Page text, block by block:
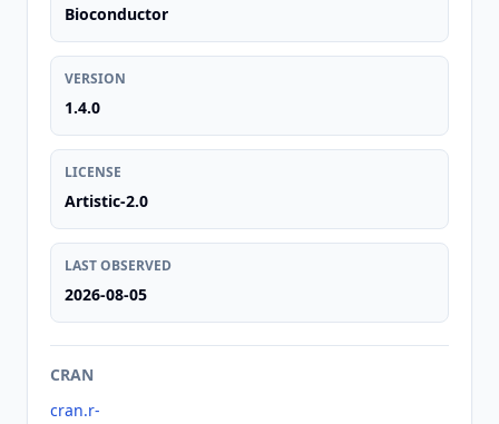
Bioconductor
VERSION
1.4.0
LICENSE
Artistic-2.0
LAST OBSERVED
2026-08-05
CRAN
cran.r-